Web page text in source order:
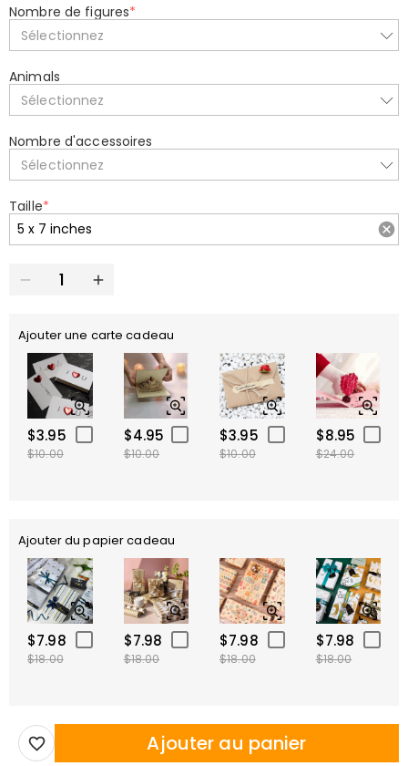
Nombre de figures*
Sélectionnez
Animals
Sélectionnez
Nombre d'accessoires
Sélectionnez
Taille*
Ajouter une carte cadeau
$3.95
$10.00
$4.95
$10.00
$3.95
$10.00
$8.95
$24.00
Ajouter du papier cadeau
$7.98
$18.00
$7.98
$18.00
$7.98
$18.00
$7.98
$18.00
Ajouter au panier